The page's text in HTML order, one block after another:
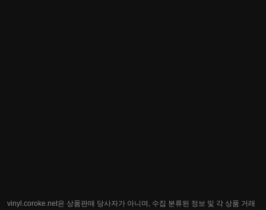
vinyl.coroke.net은 상품판매 당사자가 아니며, 수집 분류된 정보 및 각 상품 거래